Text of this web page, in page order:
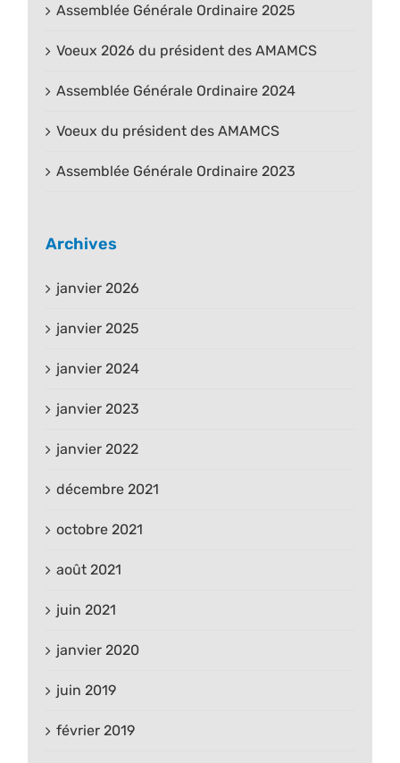
Assemblée Générale Ordinaire 2025
Voeux 2026 du président des AMAMCS
Assemblée Générale Ordinaire 2024
Voeux du président des AMAMCS
Assemblée Générale Ordinaire 2023
Archives
janvier 2026
janvier 2025
janvier 2024
janvier 2023
janvier 2022
décembre 2021
octobre 2021
août 2021
juin 2021
janvier 2020
juin 2019
février 2019